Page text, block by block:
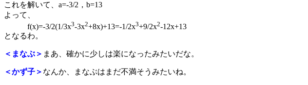
これを解いて、a=-3/2，b=13
よって、
f(x)=-3/2(1/3x3-3x2+8x)+13=-1/2x3+9/2x2-12x+13
となるわ。
＜まなぶ＞ まあ、確かに少しは楽になったみたいだな。
＜かず子＞ なんか、まなぶはまだ不満そうみたいね。